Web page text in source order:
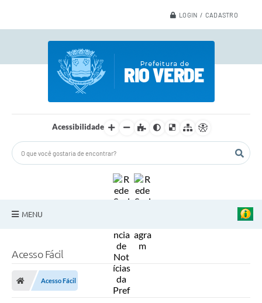
LOGIN / CADASTRO
Acessibilidade
MENU
Secretarias
Acesso Fácil
Acesso Fácil